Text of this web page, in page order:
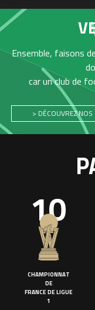
Ensemble, faisons
car un club de
> DÉCOUVREZ
10
CHAMPIONNAT
DE
FRANCE DE LIGUE
1